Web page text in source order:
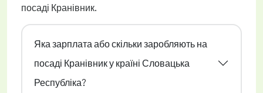
посаді Кранівник.
Яка зарплата або скільки заробляють на
посаді Кранівник у країні Словацька
Республіка?